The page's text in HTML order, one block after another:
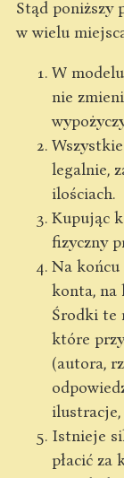
Stąd poniższy
w wielu
W
nie
legalnie,
ilościach.
Kupując
fizyczny
Na
konta, na
Środki te
które
(autora,
ilustracje,
Istnieje
płacić za